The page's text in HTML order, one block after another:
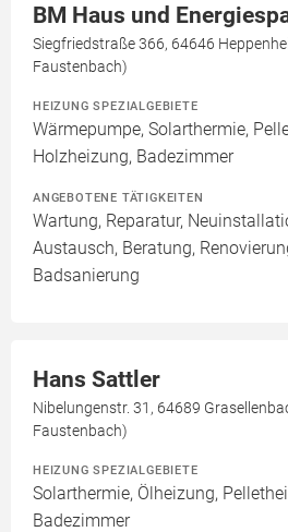
BM Haus und
Siegfriedstraße 366, 64646
Faustenbach)
HEIZUNG SPEZIALGEBIETE
Wärmepumpe, Solarthermie,
Holzheizung, Badezimmer
ANGEBOTENE TÄTIGKEITEN
Wartung, Reparatur,
Austausch, Beratung,
Badsanierung
Hans Sattler
Nibelungenstr. 31, 64689
Faustenbach)
HEIZUNG SPEZIALGEBIETE
Solarthermie, Ölheizung,
Badezimmer